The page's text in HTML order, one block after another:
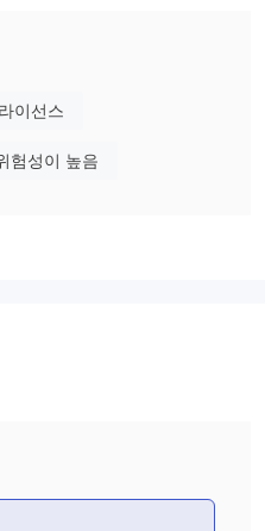
대안을 찾는 것이 강력히 권장
를 둔 외환 브로커인 은 현재 유
자금의 위법 행위나 잘못된 관
은 최대 레버리지, 메타 트레
이선스
험성이 높음